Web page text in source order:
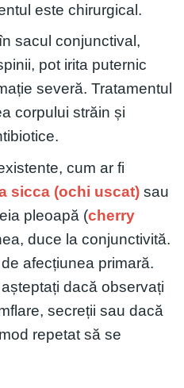
este chirurgical.
sacul conjunctival,
pot irita puternic
severă. Tratamentul
corpului străin și
cum ar fi
sicca (ochi uscat)sau
pleoapă (cherry
duce la conjunctivită.
afecțiunea primară.
dacă observați
secreții sau dacă
repetat să se